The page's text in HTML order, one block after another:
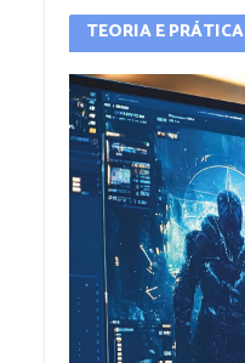
TEORIA E PRÁTICA